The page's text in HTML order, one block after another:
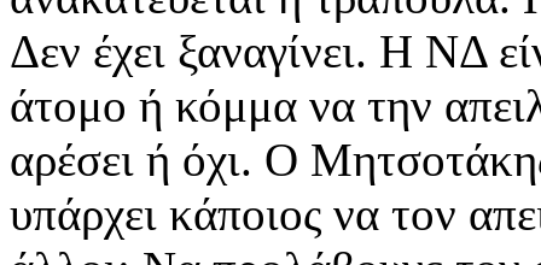
Δεν έχει ξαναγίνει. Η ΝΔ
άτομο ή κόμμα να την
αρέσει ή όχι. Ο
υπάρχει κάποιος να τον